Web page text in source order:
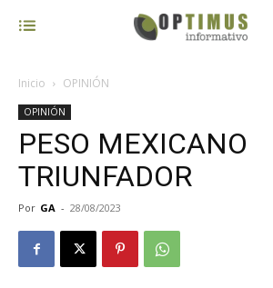
Inicio OPINIÓN
OPINIÓN
PESO MEXICANO
TRIUNFADOR
Por GA - 28/08/2023